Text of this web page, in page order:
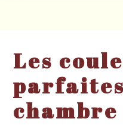
Les
chambre